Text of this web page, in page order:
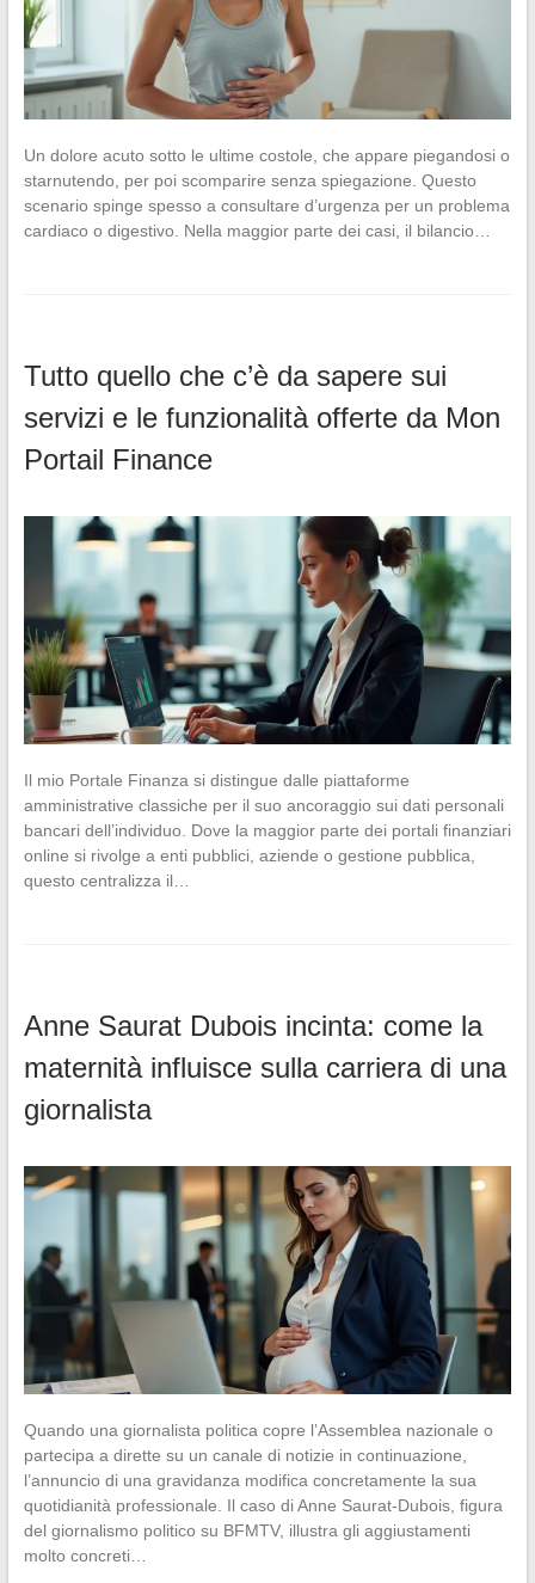
Un dolore acuto sotto le ultime costole, che appare piegandosi o
starnutendo, per poi scomparire senza spiegazione. Questo
scenario spinge spesso a consultare d’urgenza per un problema
cardiaco o digestivo. Nella maggior parte dei casi, il bilancio…
Tutto quello che c’è da sapere sui
servizi e le funzionalità offerte da Mon
Portail Finance
Il mio Portale Finanza si distingue dalle piattaforme
amministrative classiche per il suo ancoraggio sui dati personali
bancari dell’individuo. Dove la maggior parte dei portali finanziari
online si rivolge a enti pubblici, aziende o gestione pubblica,
questo centralizza il…
Anne Saurat Dubois incinta: come la
maternità influisce sulla carriera di una
giornalista
Quando una giornalista politica copre l’Assemblea nazionale o
partecipa a dirette su un canale di notizie in continuazione,
l’annuncio di una gravidanza modifica concretamente la sua
quotidianità professionale. Il caso di Anne Saurat-Dubois, figura
del giornalismo politico su BFMTV, illustra gli aggiustamenti
molto concreti…